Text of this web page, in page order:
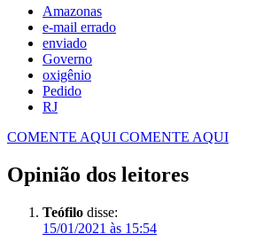
Amazonas
e-mail errado
enviado
Governo
oxigênio
Pedido
RJ
COMENTE AQUI COMENTE AQUI
Opinião dos leitores
Teófilo disse:
15/01/2021 às 15:54